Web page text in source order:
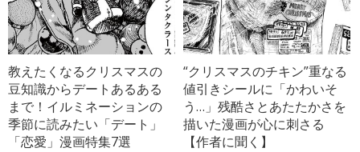
教えたくなるクリスマスの
豆知識からデートあるある
まで！イルミネーションの
季節に読みたい「デート」
「恋愛」漫画特集7選
“クリスマスのチキン”重なる
値引きシールに「かわいそ
う…」残酷さとあたたかさを
描いた漫画が心に刺さる
【作者に聞く】